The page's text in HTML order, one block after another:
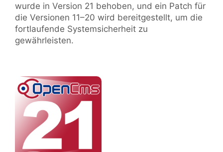
wurde in Version 21 behoben, und ein Patch für
die Versionen 11–20 wird bereitgestellt, um die
fortlaufende Systemsicherheit zu
gewährleisten.